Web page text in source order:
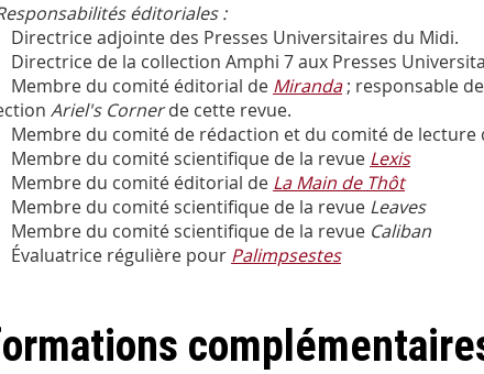
éditoriales :
Directrice adjointe des Presses Universitaires du Midi.
Directrice de la collection Amphi 7 aux Presses
Membre du comité éditorial de Miranda; responsable
Ariel's Cornerde cette revue.
Membre du comité de rédaction et du comité de lecture
Membre du comité scientifique de la revue Lexis
Membre du comité éditorial de La Main de Thôt
Membre du comité scientifique de la revue Leaves
Membre du comité scientifique de la revue Caliban
Évaluatrice régulière pour Palimpsestes